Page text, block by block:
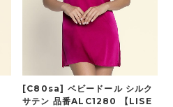
[C80sa] ベビードール シルク
サテン 品番ALC1280 【LISE